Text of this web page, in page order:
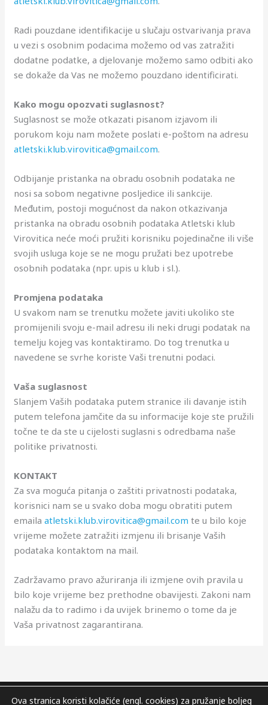
Radi pouzdane identifikacije u slučaju ostvarivanja prava
u vezi s osobnim podacima možemo od vas zatražiti
dodatne podatke, a djelovanje možemo samo odbiti ako
se dokaže da Vas ne možemo pouzdano identificirati.
Kako mogu opozvati suglasnost?
Suglasnost se može otkazati pisanom izjavom ili
porukom koju nam možete poslati e-poštom na adresu
atletski.klub.virovitica@gmail.com.
Odbijanje pristanka na obradu osobnih podataka ne
nosi sa sobom negativne posljedice ili sankcije.
Međutim, postoji mogućnost da nakon otkazivanja
pristanka na obradu osobnih podataka Atletski klub
Virovitica neće moći pružiti korisniku pojedinačne ili više
svojih usluga koje se ne mogu pružati bez upotrebe
osobnih podataka (npr. upis u klub i sl.).
Promjena podataka
U svakom nam se trenutku možete javiti ukoliko ste
promijenili svoju e-mail adresu ili neki drugi podatak na
temelju kojeg vas kontaktiramo. Do tog trenutka u
navedene se svrhe koriste Vaši trenutni podaci.
Vaša suglasnost
Slanjem Vaših podataka putem stranice ili davanje istih
putem telefona jamčite da su informacije koje ste pružili
točne te da ste u cijelosti suglasni s odredbama naše
politike privatnosti.
KONTAKT
Za sva moguća pitanja o zaštiti privatnosti podataka,
korisnici nam se u svako doba mogu obratiti putem
emailaatletski.klub.virovitica@gmail.com te u bilo koje
vrijeme možete zatražiti izmjenu ili brisanje Vaših
podataka kontaktom na mail.
Zadržavamo pravo ažuriranja ili izmjene ovih pravila u
bilo koje vrijeme bez prethodne obavijesti. Zakoni nam
nalažu da to radimo i da uvijek brinemo o tome da je
Vaša privatnost zagarantirana.
Ova stranica koristi kolačiće (engl. cookies) za pružanje boljeg